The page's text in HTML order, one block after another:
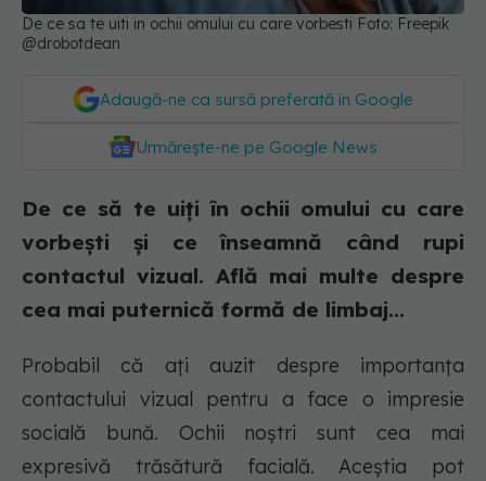
De ce sa te uiti in ochii omului cu care vorbesti Foto: Freepik
@drobotdean
Adaugă-ne ca sursă preferată în Google
Urmărește-ne pe Google News
De ce să te uiți în ochii omului cu care
vorbești și ce înseamnă când rupi
contactul vizual. Află mai multe despre
cea mai puternică formă de limbaj...
Probabil că ați auzit despre importanța
contactului vizual pentru a face o impresie
socială bună. Ochii noștri sunt cea mai
expresivă trăsătură facială. Aceștia pot